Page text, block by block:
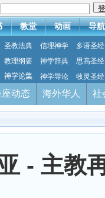
教堂 动画 导航
圣教法典 信理神学
多语圣经
教理纲要 神学辞典
思高圣经
神学论集 神学导论 牧灵圣经
座动态 海外华人 社
- 主教